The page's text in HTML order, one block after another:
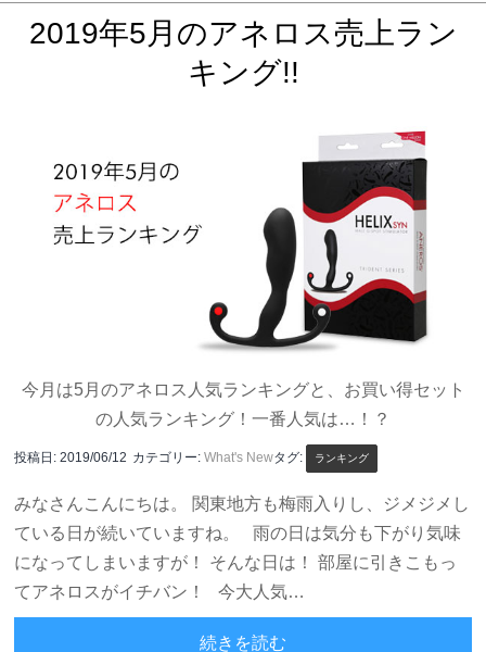
2019年5月のアネロス売上ラン
キング!!
今月は5月のアネロス人気ランキングと、お買い得セット
の人気ランキング！一番人気は…！？
投稿日:2019/06/12 カテゴリー:What's Newタグ: ランキング
みなさんこんにちは。 関東地方も梅雨入りし、ジメジメし
ている日が続いていますね。 雨の日は気分も下がり気味
になってしまいますが！ そんな日は！ 部屋に引きこもっ
てアネロスがイチバン！ 今大人気…
続きを読む